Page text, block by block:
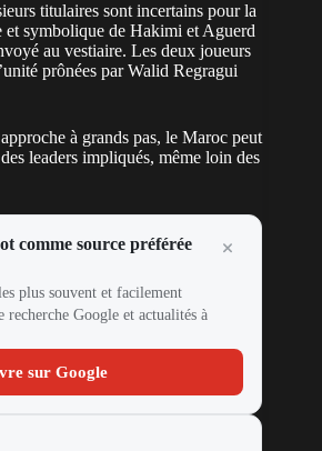
titulaires sont incertains pour la
symbolique de Hakimi et Aguerd
au vestiaire. Les deux joueurs
prônées par Walid Regragui
à grands pas, le Maroc peut
leaders impliqués, même loin des
comme source préférée
plus souvent et facilement
recherche Google et actualités à
sur Google